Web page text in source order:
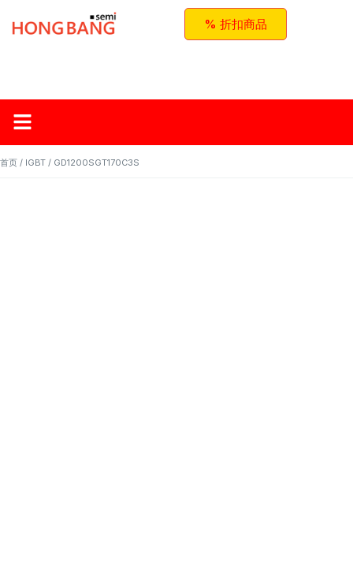
% 折扣商品
首页 / IGBT / GD1200SGT170C3S